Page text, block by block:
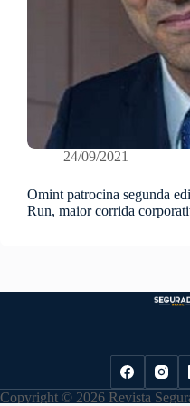
24/09/2021
Omint patrocina segunda
Run, maior corrida
Copyright © 2026 Revista